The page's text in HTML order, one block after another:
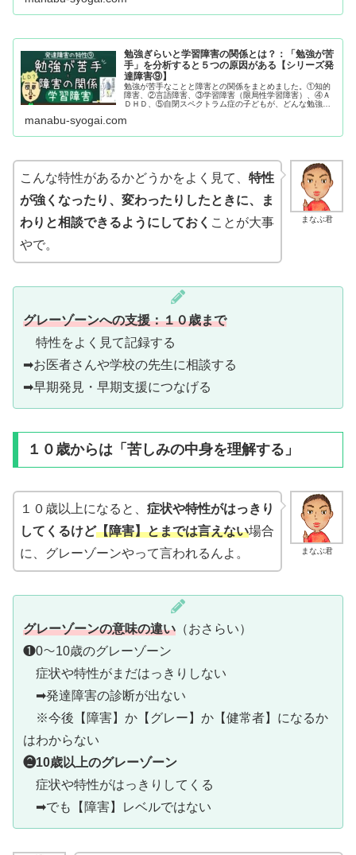
勉強ぎらいと学習障害の関係とは？：「勉強が苦
手」を分析すると５つの原因がある【シリーズ発
達障害⑨】
勉強が苦手なことと障害との関係をまとめました。①知的
障害、②言語障害、③学習障害（限局性学習障害）、④Ａ
ＤＨＤ、⑤自閉スペクトラム症の子どもが、どんな勉強が
グメモリと、ワーキングメモリの鍛え方についても解説し
manabu-syogai.com
まなぶ君
こんな特性があるかどうかをよく見て、 特性
が強くなったり、変わったりしたときに、ま
わりと相談できるようにしておく ことが大事
やで。
グレーゾーンへの支援：１０歳まで
特性をよく見て記録する
➡お医者さんや学校の先生に相談する
➡早期発見・早期支援につなげる
１０歳からは「苦しみの中身を理解する」
まなぶ君
１０歳以上になると、 症状や特性がはっきり
してくるけど【障害】とまでは言えない場合
に、グレーゾーンやって言われるんよ。
グレーゾーンの意味の違い （おさらい）
❶0～10歳のグレーゾーン
症状や特性がまだはっきりしない
➡発達障害の診断が出ない
※今後【障害】か【グレー】か【健常者】になるか
はわからない
❷10歳以上のグレーゾーン
症状や特性がはっきりしてくる
➡でも【障害】レベルではない